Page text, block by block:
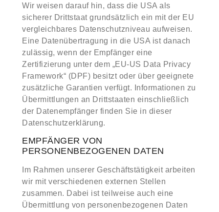
Wir weisen darauf hin, dass die USA als
sicherer Drittstaat grundsätzlich ein mit der EU
vergleichbares Datenschutzniveau aufweisen.
Eine Datenübertragung in die USA ist danach
zulässig, wenn der Empfänger eine
Zertifizierung unter dem „EU-US Data Privacy
Framework“ (DPF) besitzt oder über geeignete
zusätzliche Garantien verfügt. Informationen zu
Übermittlungen an Drittstaaten einschließlich
der Datenempfänger finden Sie in dieser
Datenschutzerklärung.
EMPFÄNGER VON
PERSONENBEZOGENEN DATEN
Im Rahmen unserer Geschäftstätigkeit arbeiten
wir mit verschiedenen externen Stellen
zusammen. Dabei ist teilweise auch eine
Übermittlung von personenbezogenen Daten